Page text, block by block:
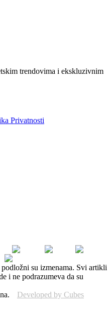
trendovima i ekskluzivnim
Privatnosti
su izmenama. Svi artikli
i ne podrazumeva da su
Developed by Cubes